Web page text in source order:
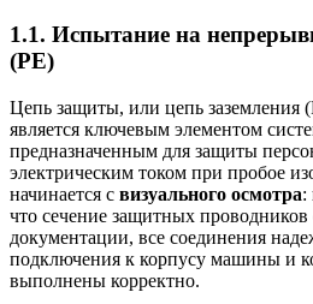
1.1. Испытание на
(PE)
Цепь защиты, или цепь заземления
является ключевым элементом
предназначенным для защиты
электрическим током при пробое
начинается с визуального осмотра:
что сечение защитных проводников
документации, все соединения
подключения к корпусу машины и
выполнены корректно.